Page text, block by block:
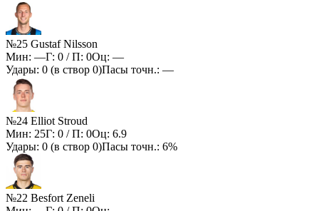
№25 Gustaf Nilsson
Мин: —Г: 0 / П: 0Оц: —
Удары: 0 (в створ 0)Пасы точн.: —
№24 Elliot Stroud
Мин: 25Г: 0 / П: 0Оц: 6.9
Удары: 0 (в створ 0)Пасы точн.: 6%
№22 Besfort Zeneli